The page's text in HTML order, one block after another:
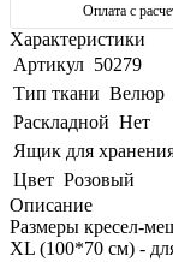
Оплата с
Характеристики
Артикул 50279
Тип ткани Велюр
Раскладной Нет
Ящик для
Цвет Розовый
Описание
Размеры кресел-
XL (100*70 см) -